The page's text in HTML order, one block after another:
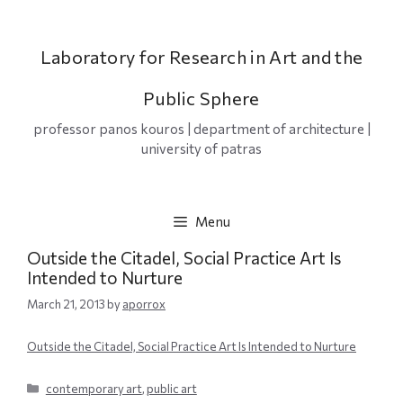
Laboratory for Research in Art and the
Public Sphere
professor panos kouros | department of architecture |
university of patras
Menu
Outside the Citadel, Social Practice Art Is
Intended to Nurture
March 21, 2013byaporrox
Outside the Citadel, Social Practice Art Is Intended to Nurture
Categories
contemporary art,public art